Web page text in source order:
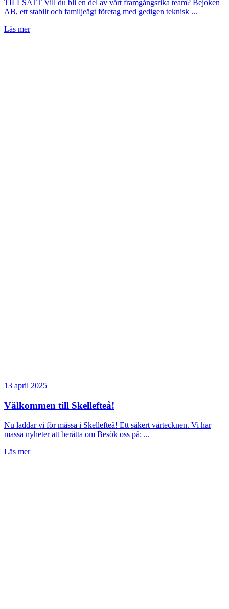
TILLSATT Vill du bli en del av vårt framgångsrika team? Bejoken
AB, ett stabilt och familjeägt företag med gedigen teknisk ...
Läs mer
13 april 2025
Välkommen till Skellefteå!
Nu laddar vi för mässa i Skellefteå! Ett säkert vårtecknen. Vi har
massa nyheter att berätta om Besök oss på: ...
Läs mer